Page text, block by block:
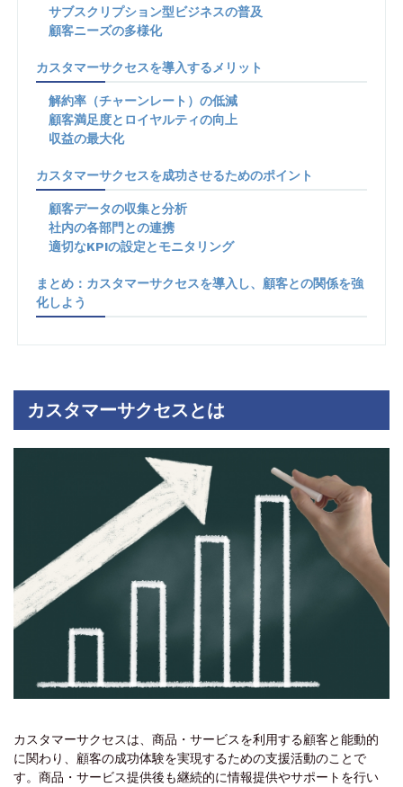
サブスクリプション型ビジネスの普及
顧客ニーズの多様化
カスタマーサクセスを導入するメリット
解約率（チャーンレート）の低減
顧客満足度とロイヤルティの向上
収益の最大化
カスタマーサクセスを成功させるためのポイント
顧客データの収集と分析
社内の各部門との連携
適切なKPIの設定とモニタリング
まとめ：カスタマーサクセスを導入し、顧客との関係を強
化しよう
カスタマーサクセスとは
カスタマーサクセスは、商品・サービスを利用する顧客と能動的
に関わり、顧客の成功体験を実現するための支援活動のことで
す。商品・サービス提供後も継続的に情報提供やサポートを行い